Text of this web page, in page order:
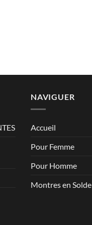
NAVIGUER
Accueil
Pour Femme
Pour Homme
Montres en Solde